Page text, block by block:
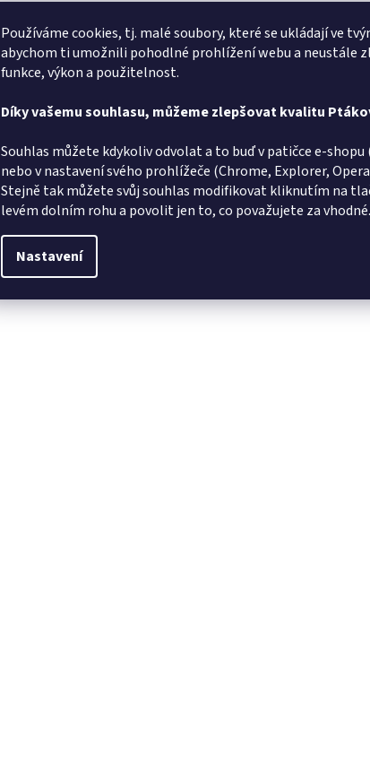
Používáme cookies, tj. malé soubory, které se ukládají ve
abychom ti umožnili pohodlné prohlížení webu a neustále
funkce, výkon a použitelnost.
Díky vašemu souhlasu, můžeme zlepšovat kvalitu
Souhlas můžete kdykoliv odvolat a to buď v patičce e-
nebo v nastavení svého prohlížeče (Chrome, Explorer,
Stejně tak můžete svůj souhlas modifikovat kliknutím na
levém dolním rohu a povolit jen to, co považujete za vhodné.
Nastavení